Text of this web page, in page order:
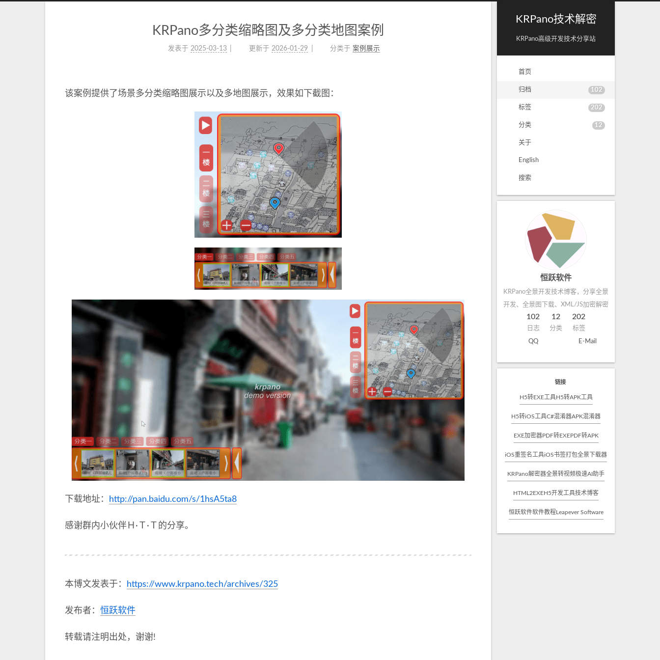
KRPano技术解密
KRPano高级开发技术分享站
首页
归档 102
标签 202
分类 12
关于
English
搜索
恒跃软件
KRPano全景开发技术博客，分享全景
开发、全景图下载、XML/JS加密解密
102
日志
12
分类
202
标签
QQ E-Mail
链接
H5转EXE工具H5转APK工具
H5转iOS工具C#混淆器APK混淆器
EXE加密器PDF转EXEPDF转APK
iOS重签名工具iOS书签打包全景下载器
KRPano解密器全景转视频极速AI助手
HTML2EXEH5开发工具技术博客
恒跃软件软件教程Leapever Software
KRPano多分类缩略图及多分类地图案例
发表于 2025-03-13 更新于 2026-01-29 分类于 案例展示
该案例提供了场景多分类缩略图展示以及多地图展示，效果如下截图：
下载地址： http://pan.baidu.com/s/1hsA5ta8
感谢群内小伙伴Ｈ·Ｔ·Ｔ的分享。
本博文发表于： https://www.krpano.tech/archives/325
发布者： 恒跃软件
转载请注明出处，谢谢!